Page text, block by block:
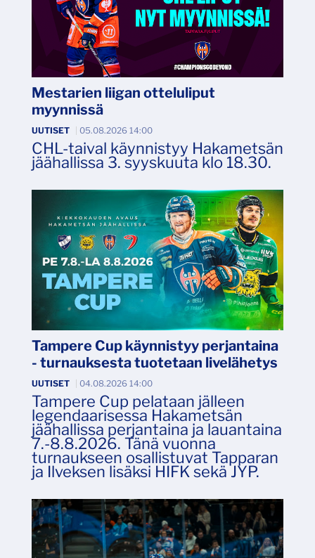
Mestarien liigan otteluliput
myynnissä
UUTISET 05.08.2026 14:00
CHL-taival käynnistyy Hakametsän
jäähallissa 3. syyskuuta klo 18.30.
Tampere Cup käynnistyy perjantaina
- turnauksesta tuotetaan livelähetys
UUTISET 04.08.2026 14:00
Tampere Cup pelataan jälleen
legendaarisessa Hakametsän
jäähallissa perjantaina ja lauantaina
7.-8.8.2026. Tänä vuonna
turnaukseen osallistuvat Tapparan
ja Ilveksen lisäksi HIFK sekä JYP.